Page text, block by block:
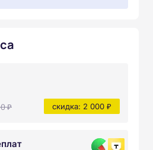
₽ скидка: 2 000 ₽